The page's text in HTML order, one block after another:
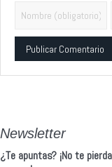
Newsletter
¿Te apuntas? ¡No te